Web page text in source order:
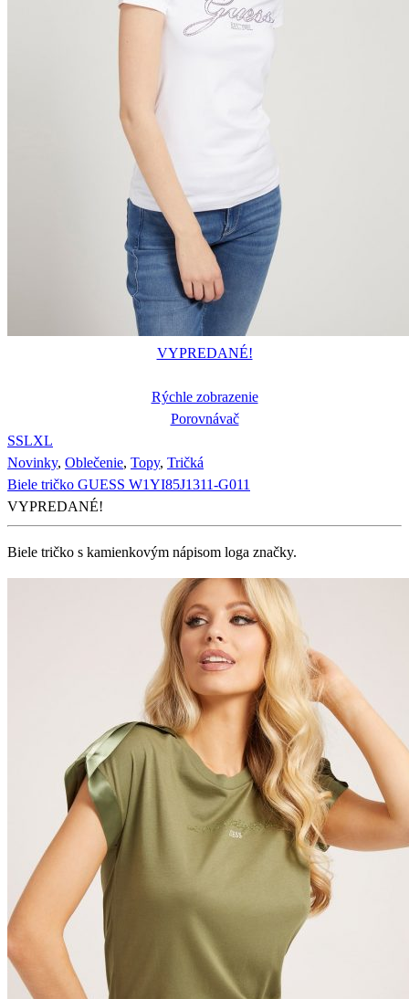
VYPREDANÉ!
Rýchle zobrazenie
Porovnávač
SSLXL
Novinky, Oblečenie, Topy, Tričká
Biele tričko GUESS W1YI85J1311-G011
VYPREDANÉ!
Biele tričko s kamienkovým nápisom loga značky.